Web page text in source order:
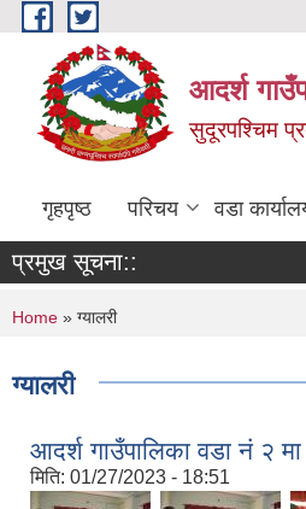
Skip to main content
आदर्श
सुदूरपश्चिम
गृहपृष्ठ परिचय वडा
प्रमुख सूचना::
You are here
Home » ग्यालरी
ग्यालरी
आदर्श गाउँपालिका वडा नं २
मिति: 01/27/2023 - 18:51